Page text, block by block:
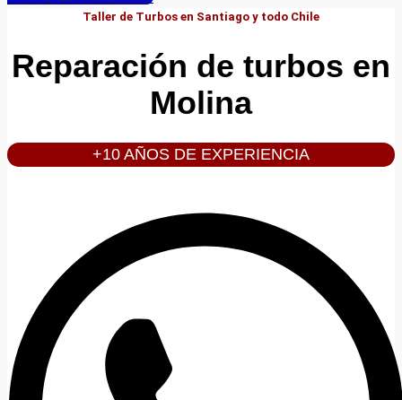
Taller de Turbos en Santiago y todo Chile
Reparación de turbos en
Molina
+10 AÑOS DE EXPERIENCIA